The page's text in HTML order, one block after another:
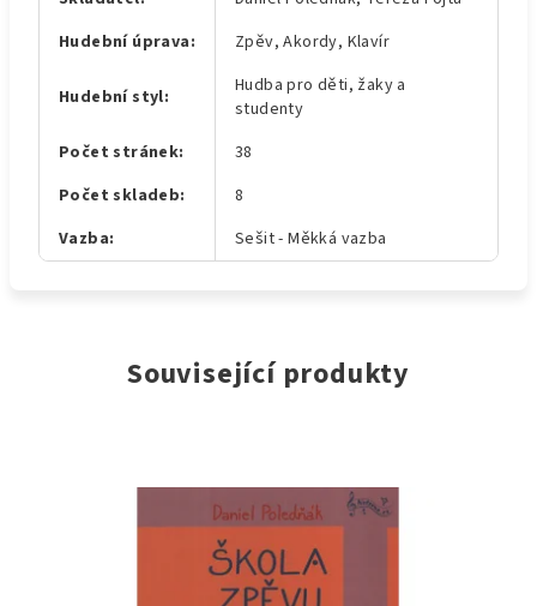
Hudební úprava: Zpěv, Akordy, Klavír
Hudební styl:
Hudba pro děti, žaky a
studenty
Počet stránek:
38
Počet skladeb:
8
Vazba: Sešit - Měkká vazba
Související produkty